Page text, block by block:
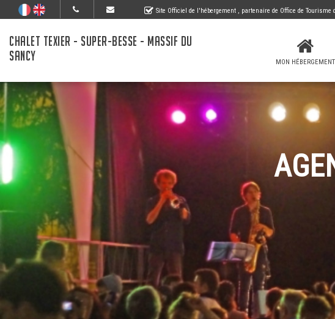
Site Officiel de l'hébergement , partenaire de Office de
CHALET TEXIER - SUPER-BESSE - MASSIF DU
SANCY
MON HÉBERGEMENT